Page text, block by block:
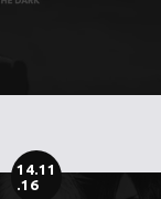
14.11
.16